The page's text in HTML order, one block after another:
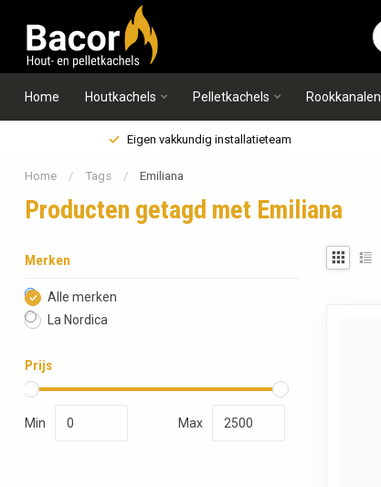
Home Houtkachels Pelletkachels Rookkanalen
Eigen vakkundig installatieteam
Home / Tags / Emiliana
Producten getagd met Emiliana
Merken
Alle merken
La Nordica
Prijs
Min Max